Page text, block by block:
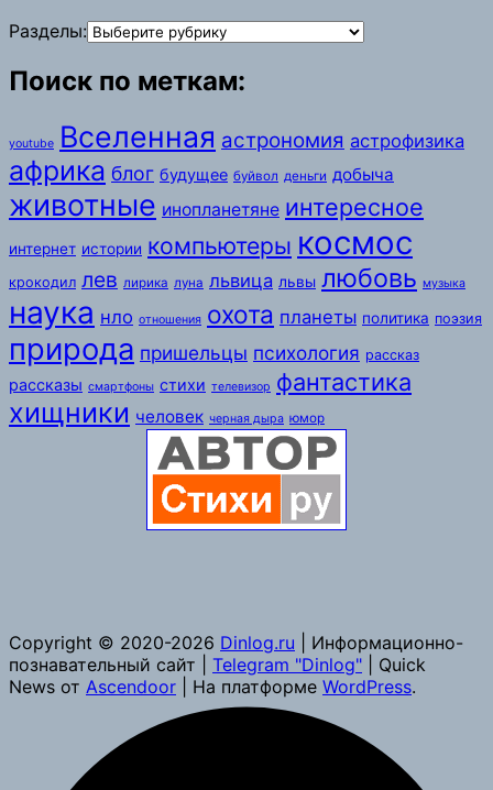
Разделы:
Поиск по меткам:
youtube Вселенная астрономия астрофизика
африка блог будущее буйвол деньги добыча
животные инопланетяне интересное
интернет истории компьютеры космос
крокодил лев лирика луна львица львы любовь музыка
наука нло отношения охота планеты политика поэзия
природа пришельцы психология рассказ
рассказы смартфоны стихи телевизор фантастика
хищники человек черная дыра юмор
Copyright © 2020-2026 Dinlog.ru | Информационно-
познавательный сайт | Telegram "Dinlog" | Quick
News от Ascendoor | На платформе WordPress.